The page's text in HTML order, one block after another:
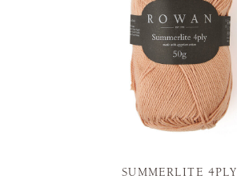
SUMMERLITE 4PLY